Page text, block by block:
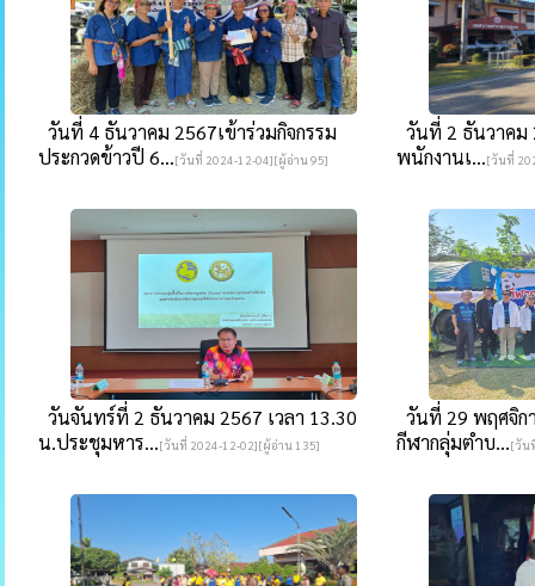
วันที่ 4 ธันวาคม 2567เข้าร่วมกิจกรรม
ประกวดข้าวปี 6...[วันที่ 2024-12-04][ผู้อ่าน 95]
วันที่ 2 ธันวาคม
พนักงานเ...[วันที่
วันจันทร์ที่ 2 ธันวาคม 2567 เวลา 13.30
น.ประชุมหาร...[วันที่ 2024-12-02][ผู้อ่าน 135]
วันที่ 29 พฤศจิก
กีฬากลุ่มตำบ...[วัน